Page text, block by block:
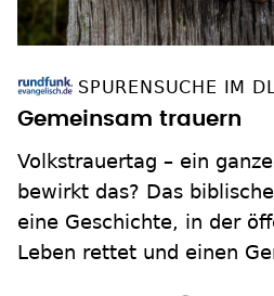
SPURENSUCHE IM
Gemeinsam trauern
Volkstrauertag – ein
bewirkt das? Das
eine Geschichte, in der
Leben rettet und einen